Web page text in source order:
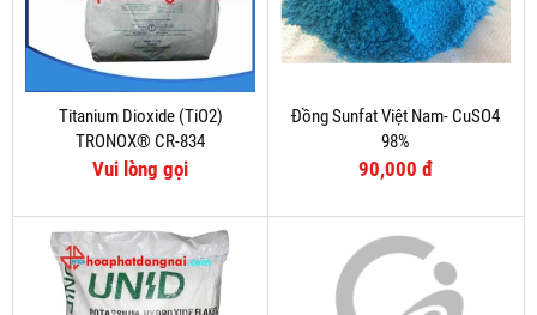
Titanium Dioxide (TiO2)
TRONOX® CR-834
Vui lòng gọi
Đồng Sunfat Việt Nam- CuSO4
98%
90,000 đ